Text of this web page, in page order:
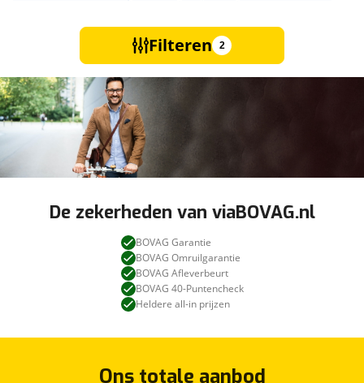
Filteren 2
De zekerheden van viaBOVAG.nl
BOVAG Garantie
BOVAG Omruilgarantie
BOVAG Afleverbeurt
BOVAG 40-Puntencheck
Heldere all-in prijzen
Ons totale aanbod